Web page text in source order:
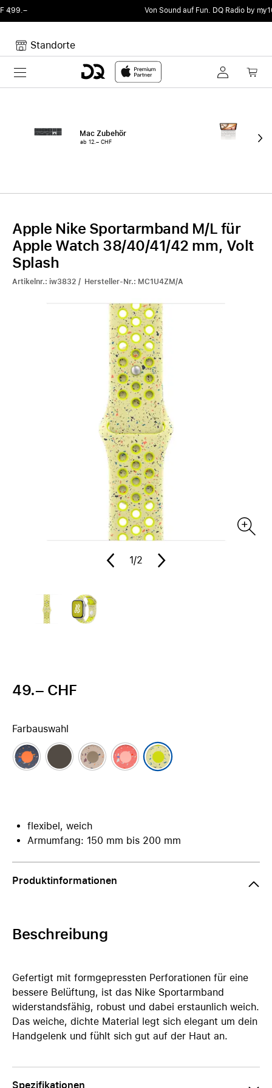
DQ Radio by my105 DJ Radio.
Standorte
Toggle navigation
Mac Zubehör
ab 12.– CHF ab
Apple Nike Sportarmband M/L für
Apple Watch 38/40/41/42 mm, Volt
Splash
Artikelnr.: iw3832 / Hersteller-Nr.: MC1U4ZM/A
1/2
49.– CHF
Farbauswahl
flexibel, weich
Armumfang: 150 mm bis 200 mm
Produktinformationen
Beschreibung
Gefertigt mit formgepressten Perforationen für eine
bessere Belüftung, ist das Nike Sportarmband
widerstandsfähig, robust und dabei erstaunlich weich.
Das weiche, dichte Material legt sich elegant um dein
Handgelenk und fühlt sich gut auf der Haut an.
Spezifikationen